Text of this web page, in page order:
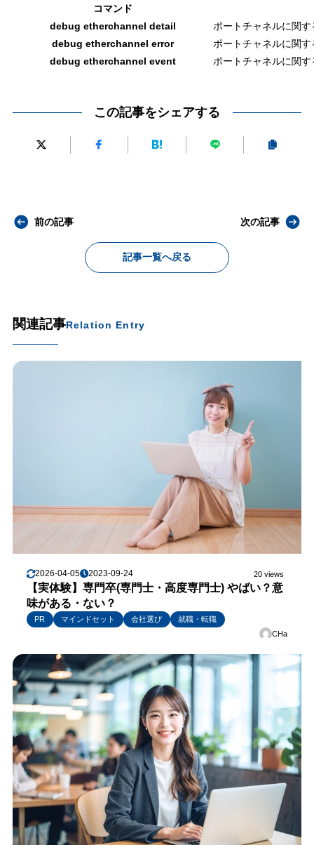
コマンド
debug etherchannel detail
ポートチャネルに関
debug etherchannel error
ポートチャネルに関
debug etherchannel event
ポートチャネルに関
この記事をシェアする
前の記事
記事一覧へ戻る
次の記事
関連記事Relation Entry
2026-04-05 2023-09-24 20 views
【実体験】専門卒(専門士・高度専門士) やばい？意
味がある・ない？
PR マインドセット 会社選び
就職・転職
CHa